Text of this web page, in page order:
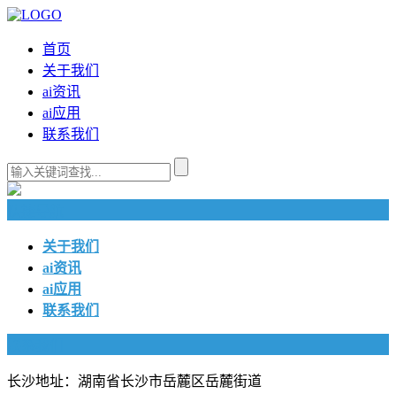
首页
关于我们
ai资讯
ai应用
联系我们
关于我们
ai资讯
ai应用
联系我们
长沙地址：湖南省长沙市岳麓区岳麓街道